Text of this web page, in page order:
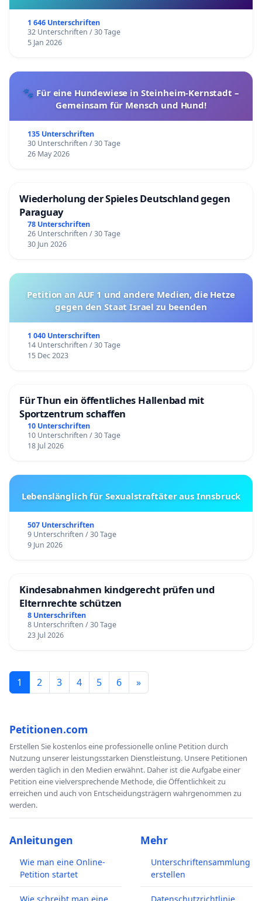
1 646 Unterschriften
32 Unterschriften / 30 Tage
5 Jan 2026
🐾 Für eine Hundewiese in Steinheim-Kernstadt –
Gemeinsam für Mensch und Hund!
135 Unterschriften
30 Unterschriften / 30 Tage
26 May 2026
Wiederholung der Spieles Deutschland gegen
Paraguay
78 Unterschriften
26 Unterschriften / 30 Tage
30 Jun 2026
Petition an AUF 1 und andere Medien, die Hetze
gegen den Staat Israel zu beenden
1 040 Unterschriften
14 Unterschriften / 30 Tage
15 Dec 2023
Für Thun ein öffentliches Hallenbad mit
Sportzentrum schaffen
10 Unterschriften
10 Unterschriften / 30 Tage
18 Jul 2026
Lebenslänglich für Sexualstraftäter aus Innsbruck
507 Unterschriften
9 Unterschriften / 30 Tage
9 Jun 2026
Kindesabnahmen kindgerecht prüfen und
Elternrechte schützen
8 Unterschriften
8 Unterschriften / 30 Tage
23 Jul 2026
1 2 3 4 5 6 »
Petitionen.com
Erstellen Sie kostenlos eine professionelle online Petition durch
Nutzung unserer leistungsstarken Dienstleistung. Unsere Petitionen
werden täglich in den Medien erwähnt. Daher ist die Aufgabe einer
Petition eine vielversprechende Methode, die Öffentlichkeit zu
erreichen und auch von Entscheidungsträgern wahrgenommen zu
werden.
Anleitungen
Wie man eine Online-
Petition startet
Mehr
Unterschriftensammlung
erstellen